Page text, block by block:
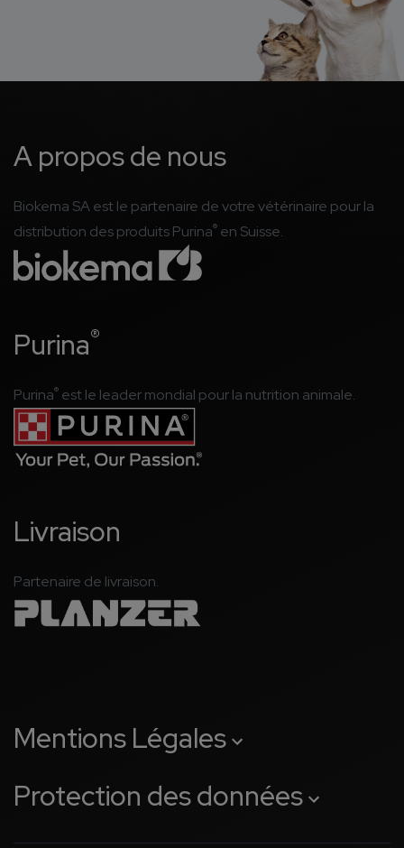
A propos de nous
Biokema SA est le partenaire de votre vétérinaire pour la
distribution des produits Purina® en Suisse.
Purina®
Purina® est le leader mondial pour la nutrition animale.
Livraison
Partenaire de livraison.
Mentions Légales
Protection des données